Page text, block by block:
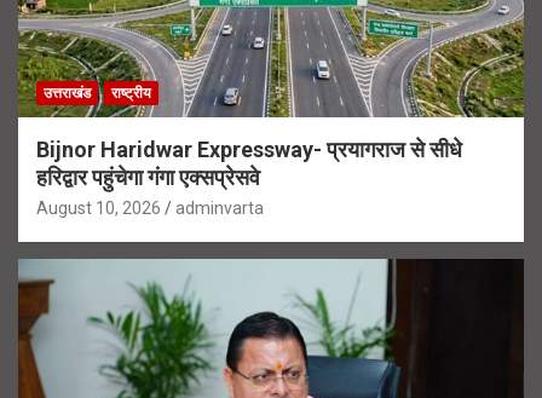
उत्तराखंड राष्ट्रीय
Bijnor Haridwar Expressway- प्रयागराज से सीधे
हरिद्वार पहुंचेगा गंगा एक्सप्रेसवे
August 10, 2026 adminvarta